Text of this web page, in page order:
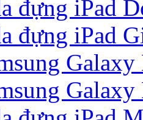
đựng iPad
đựng iPad